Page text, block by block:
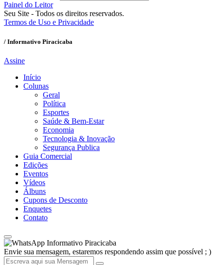
Painel do Leitor
Seu Site - Todos os direitos reservados.
Termos de Uso e Privacidade
/ Informativo Piracicaba
Assine
Início
Colunas
Geral
Política
Esportes
Saúde & Bem-Estar
Economia
Tecnologia & Inovação
Segurança Publica
Guia Comercial
Edições
Eventos
Vídeos
Álbuns
Cupons de Desconto
Enquetes
Contato
Informativo Piracicaba
Envie sua mensagem, estaremos respondendo assim que possível ; )